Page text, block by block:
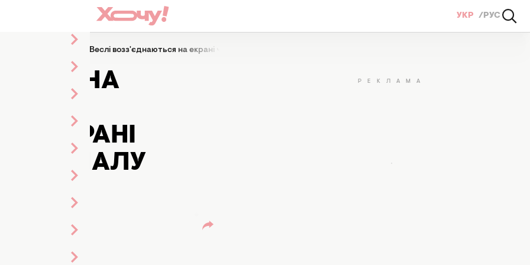
УКР РУС
Ніна Добрев і Пол Веслі возз'єднаються на екрані через 10 років після фіналу культового серіалу
НІНА
ЕКРАНІ
ФІНАЛУ